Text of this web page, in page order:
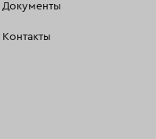
Документы
Контакты